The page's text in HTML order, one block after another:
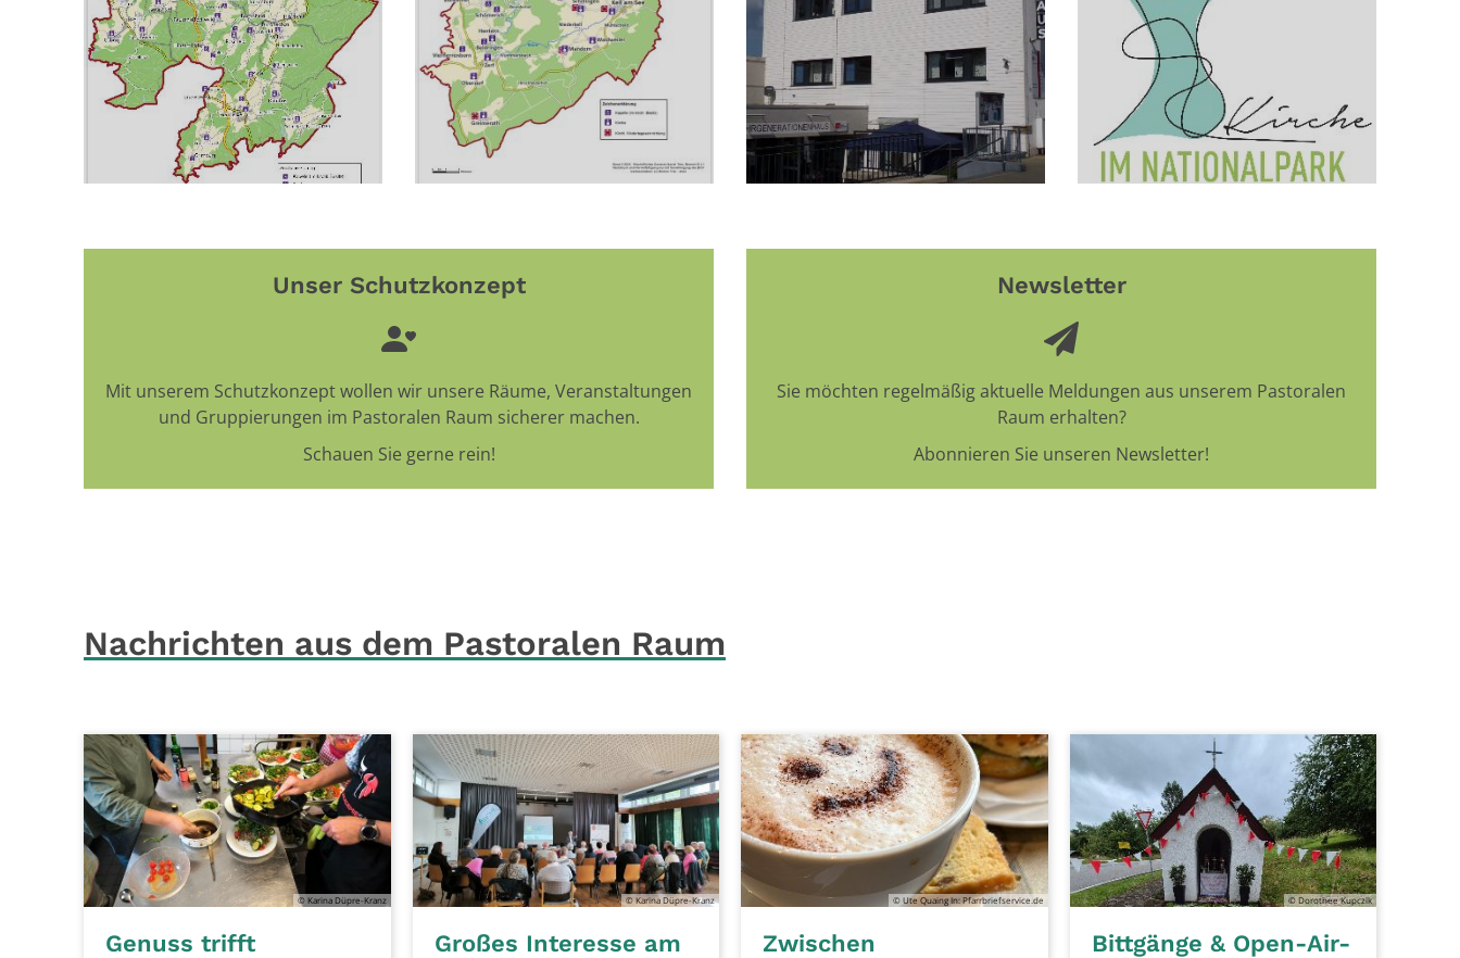
Unser Schutzkonzept
Mit unserem Schutzkonzept wollen wir unsere Räume, Veranstaltungen
und Gruppierungen im Pastoralen Raum sicherer machen.
Schauen Sie gerne rein!
Newsletter
Sie möchten regelmäßig aktuelle Meldungen aus unserem Pastoralen
Raum erhalten?
Abonnieren Sie unseren Newsletter!
Nachrichten aus dem Pastoralen Raum
© Karina Düpre-Kranz
Genuss trifft
© Karina Düpre-Kranz
Großes Interesse am
© Ute Quaing In: Pfarrbriefservice.de
Zwischen
© Dorothee Kupczik
Bittgänge & Open-Air-